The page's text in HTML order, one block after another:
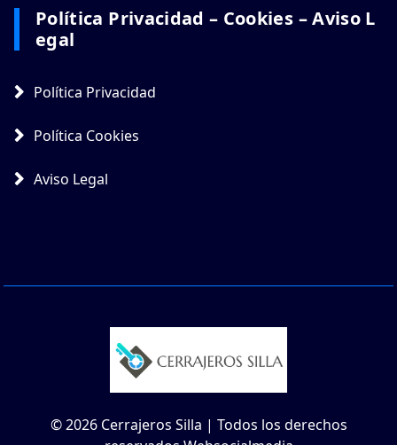
Política Privacidad – Cookies – Aviso L
Egal
Política Privacidad
Política Cookies
Aviso Legal
© 2026 Cerrajeros Silla | Todos los derechos